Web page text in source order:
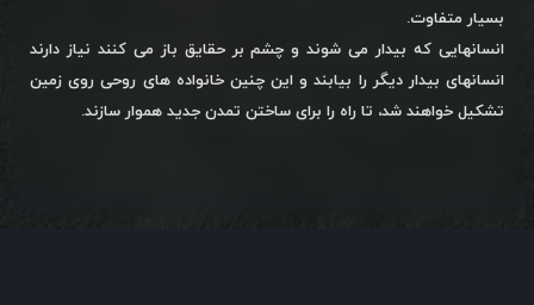
بسیار متفاوت.
انسانهایی که بیدار می شوند و چشم بر حقایق باز می کنند نیاز دارند
انسانهای بیدار دیگر را بیابند و این چنین خانواده های روحی روی زمین
تشکیل خواهند شد، تا راه را برای ساختن تمدن جدید هموار سازند.